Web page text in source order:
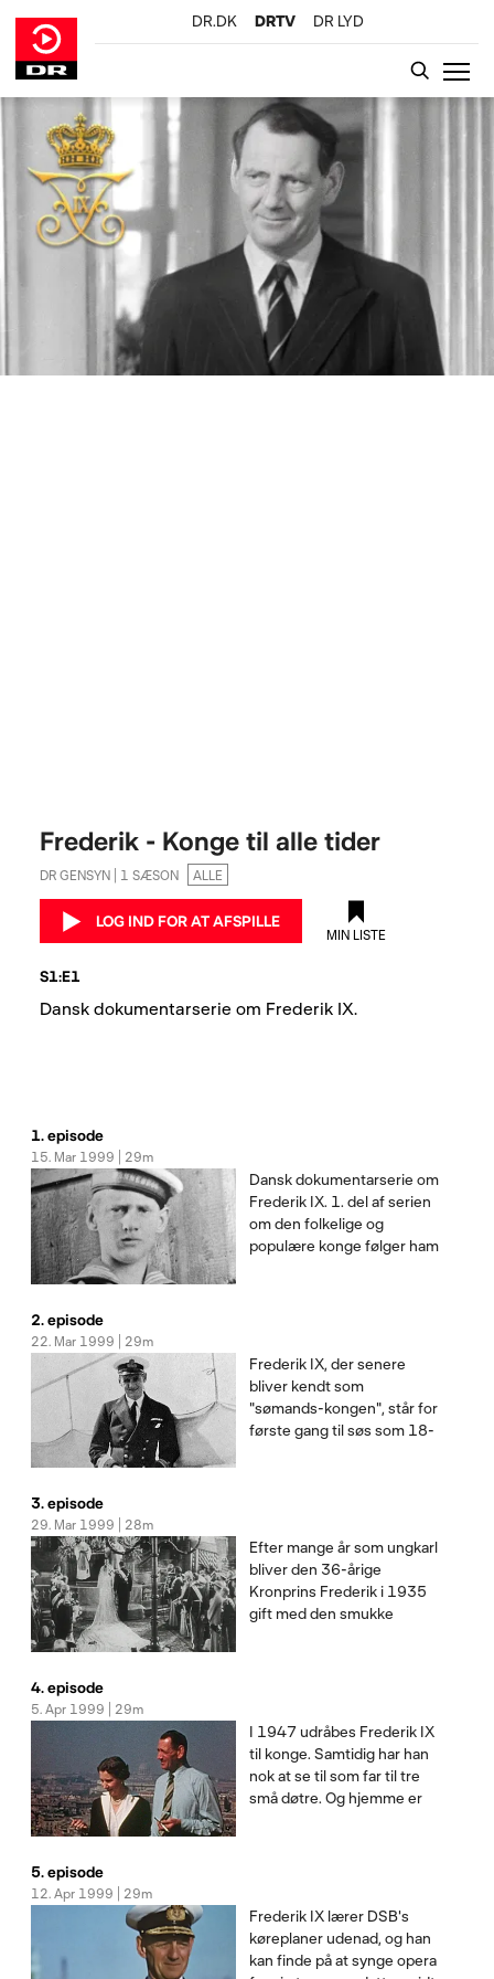
GÅ TIL INDHOLD
DR.DK DRTV DR LYD
Frederik - Konge til alle tider
DR GENSYN | 1 SÆSON ALLE
LOG IND FOR AT AFSPILLE
MIN LISTE
S1:E1
Dansk dokumentarserie om Frederik IX.
1. episode
15. Mar 1999 | 29m
Dansk dokumentarserie om
Frederik IX. 1. del af serien
om den folkelige og
populære konge følger ham
ældste datter Dronning
Margrethe.
Tilrettelæggelse: Marcus
Manda
2. episode
22. Mar 1999 | 29m
Frederik IX, der senere
bliver kendt som
"sømands-kongen", står for
første gang til søs som 18-
Dronning Margrethe, Kong
Konstantin og Prins Rich
3. episode
29. Mar 1999 | 28m
Efter mange år som ungkarl
bliver den 36-årige
Kronprins Frederik i 1935
gift med den smukke
medvirkende er Dronning
Margrethe og Prinsesse
Benedikte.
4. episode
5. Apr 1999 | 29m
I 1947 udråbes Frederik IX
til konge. Samtidig har han
nok at se til som far til tre
små døtre. Og hjemme er
Benedikte og Dronning
Anne Marie.
Tilrettelæggelse: Ma
5. episode
12. Apr 1999 | 29m
Frederik IX lærer DSB's
køreplaner udenad, og han
kan finde på at synge opera